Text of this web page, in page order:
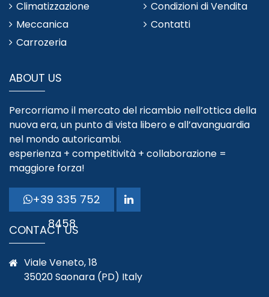
Climatizzazione
Meccanica
Carrozeria
Condizioni di Vendita
Contatti
ABOUT US
Percorriamo il mercato del ricambio nell’ottica della
nuova era, un punto di vista libero e all’avanguardia
nel mondo autoricambi.
esperienza + competitività + collaborazione =
maggiore forza!
+39 335 752
8458
CONTACT US
Viale Veneto, 18
35020 Saonara (PD) Italy